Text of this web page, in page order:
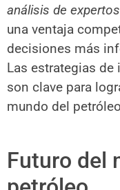
análisis de expertos
una ventaja
decisiones más
Las estrategias
son clave para
mundo del
Futuro del